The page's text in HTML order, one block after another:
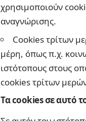
χρησιμοποιούν
αναγνώρισης.
Cookies τρίτων
μέρη, όπως π.χ.
ιστότοπους στους
cookies τρίτων
Τα cookies σε αυτό